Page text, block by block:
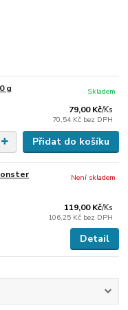
g
79,00 Kč/Ks
70,54 Kč bez DPH
Skladem
Přidat do košíku
119,00 Kč/Ks
106,25 Kč bez DPH
Není skladem
Detail